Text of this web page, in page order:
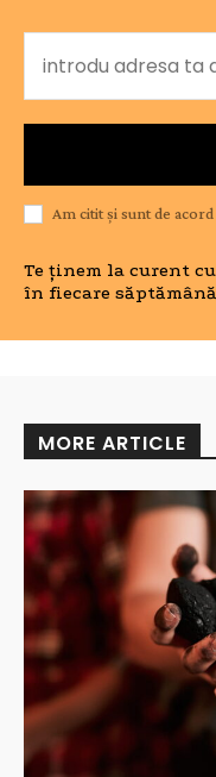
Am citit și sunt de acord
Te ținem la curent
în fiecare
MORE ARTICLE